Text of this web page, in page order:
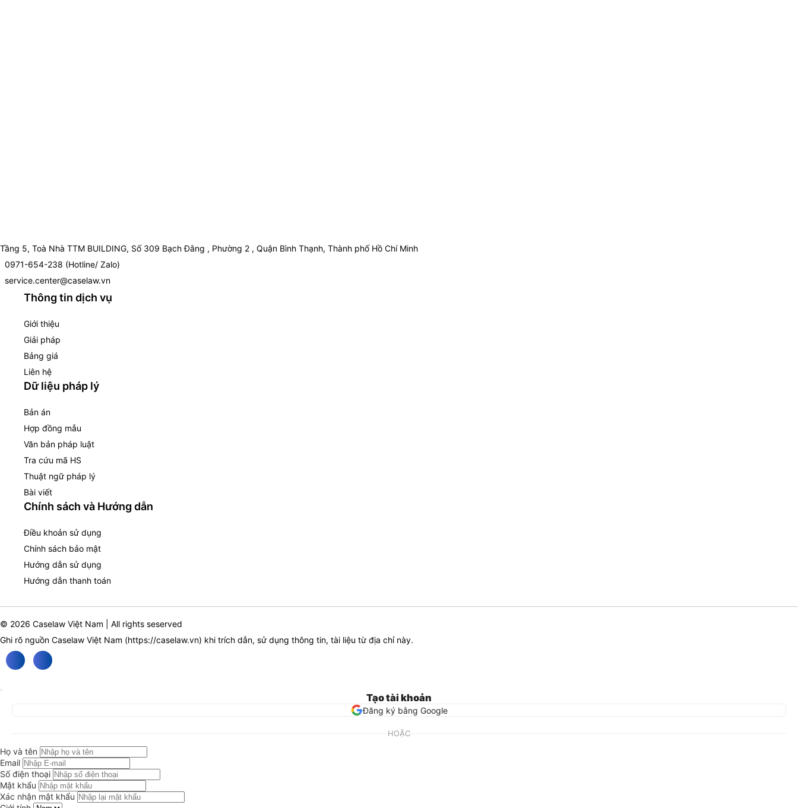
Tầng 5, Toà Nhà TTM BUILDING, Số 309 Bạch Đằng , Phường 2 , Quận Bình Thạnh, Thành phố Hồ Chí Minh
0971-654-238 (Hotline/ Zalo)
service.center@caselaw.vn
Thông tin dịch vụ
Giới thiệu
Giải pháp
Bảng giá
Liên hệ
Dữ liệu pháp lý
Bản án
Hợp đồng mẫu
Văn bản pháp luật
Tra cứu mã HS
Thuật ngữ pháp lý
Bài viết
Chính sách và Hướng dẫn
Điều khoản sử dụng
Chính sách bảo mật
Hướng dẫn sử dụng
Hướng dẫn thanh toán
© 2026 Caselaw Việt Nam | All rights seserved
Ghi rõ nguồn Caselaw Việt Nam (https://caselaw.vn) khi trích dẫn, sử dụng thông tin, tài liệu từ địa chỉ này.
Tạo tài khoản
Đăng ký bằng Google
HOẶC
Họ và tên
Email
Số điện thoại
Mật khẩu
Xác nhận mật khẩu